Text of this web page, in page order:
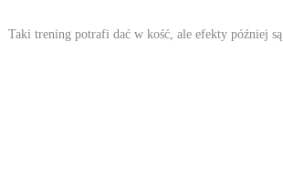
Taki trening potrafi dać w kość, ale efekty później są.